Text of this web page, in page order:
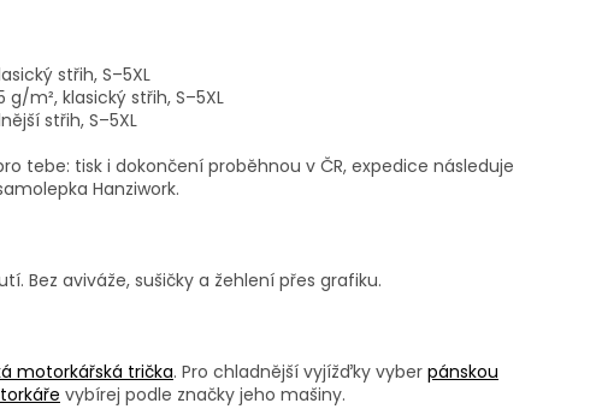
střih, S–5XL
m², klasický střih, S–5XL
střih, S–5XL
tebe: tisk i dokončení proběhnou v ČR, expedice následuje
Hanziwork.
Bez aviváže, sušičky a žehlení přes grafiku.
motorkářská trička. Pro chladnější vyjížďky vyber pánskou
vybírej podle značky jeho mašiny.